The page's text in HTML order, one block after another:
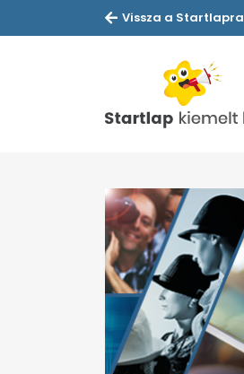
Vissza a Startlapra